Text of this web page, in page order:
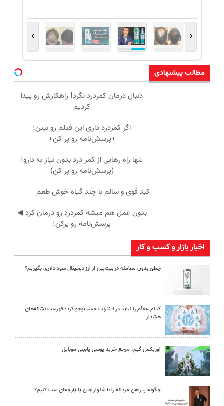
‹
›
مطالب پیشنهادی
دنبال درمان کمردرد نگرد❗ راهکارش رو پیدا
کردیم
اگر کمردرد داری این فیلم رو ببین!
◗پرسش‌نامه رو پر کن◖
تنها راه رهایی از کمر درد بدون نیاز به دارو!
(پرسش‌نامه رو پر کن)
کبد قوی و سالم با چند گیاه خوش طعم
بدون عمل هم میشه کمردرد رو درمان کرد ◀
پرسش‎‌نامه رو پرکن!
اخبار بازار و کسب و کار
چطور بدون معامله در بیت‌پین از ارز دیجیتال سود دلاری بگیریم؟
کدام علائم را نباید در اینترنت جست‌وجو کرد؛ فهرست نشانه‌های
هشدار
اوریکس گیم؛ مرجع خرید یوسی پابجی موبایل
چگونه پیراهن مردانه را با شلوار جین یا پارچه‌ای ست کنیم؟